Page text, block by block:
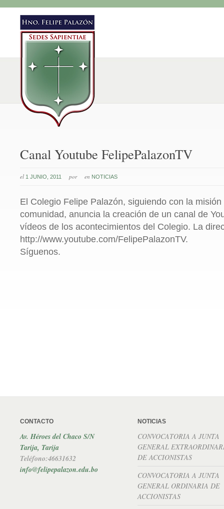
Canal Youtube FelipePalazonTV
el 1 JUNIO, 2011 por en NOTICIAS
El Colegio Felipe Palazón, siguiendo con la
comunidad, anuncia la creación de un canal de
vídeos de los acontecimientos del Colegio. La
http://www.youtube.com/FelipePalazonTV.
Síguenos.
CONTACTO
Av. Héroes del Chaco S/N
Tarija, Tarija
Teléfono:46631632
info@felipepalazon.edu.bo
NOTICIAS
CONVOCATORIA A JUNTA
GENERAL
DE ACCIONISTAS
CONVOCATORIA A JUNTA
GENERAL ORDINARIA DE
ACCIONISTAS